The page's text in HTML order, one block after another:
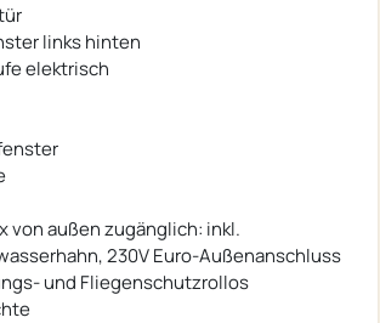
links hinten
elektrisch
von außen zugänglich: inkl.
230V Euro-Außenanschluss
und Fliegenschutzrollos